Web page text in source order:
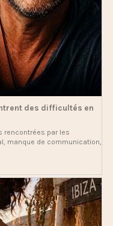
des difficultés en
rencontrées par les
manque de communication,